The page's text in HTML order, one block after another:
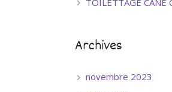
Archives
novembre 2023